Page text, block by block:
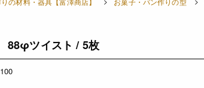
88φツイスト / 5枚